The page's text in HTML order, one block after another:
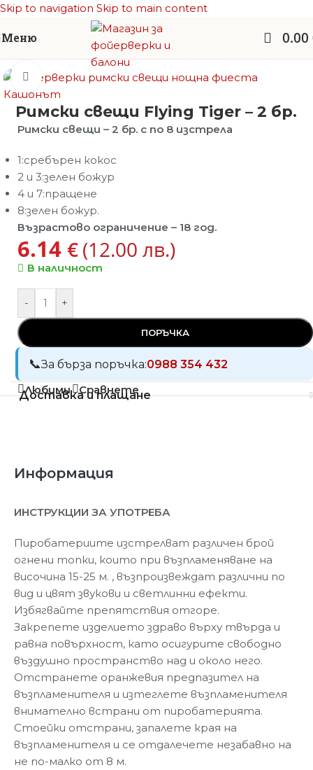
Skip to navigation Skip to main content
Меню 0.00
Фойерверки/Римски свещи
Увеличи
Римски свещи Flying Tiger – 2 бр.
Римски свещи – 2 бр. с по 8 изстрела
1:сребърен кокос
2 и 3:зелен божур
4 и 7:пращене
8:зелен божур.
Възрастово ограничение – 18 год.
6.14 €(12.00 лв.)
В наличност
- +
ПОРЪЧКА
За бърза поръчка:0988 354 432
Любими
Сравнете
Доставка и плащане
Информация
ИНСТРУКЦИИ ЗА УПОТРЕБА
Пиробатериите изстрелват различен брой
огнени топки, които при възпламеняване на
височина 15-25 м. , възпроизвеждат различни по
вид и цвят звукови и светлинни ефекти.
Избягвайте препятствия отгоре.
Закрепете изделието здраво върху твърда и
равна повърхност, като осигурите свободно
въздушно пространство над и около него.
Отстранете оранжевия предпазител на
възпламенителя и изтеглете възпламенителя
внимателно встрани от пиробатерията.
Стоейки отстрани, запалете края на
възпламенителя и се отдалечете незабавно на
не по-малко от 8 м.